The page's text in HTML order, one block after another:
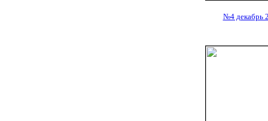
№4 декабрь